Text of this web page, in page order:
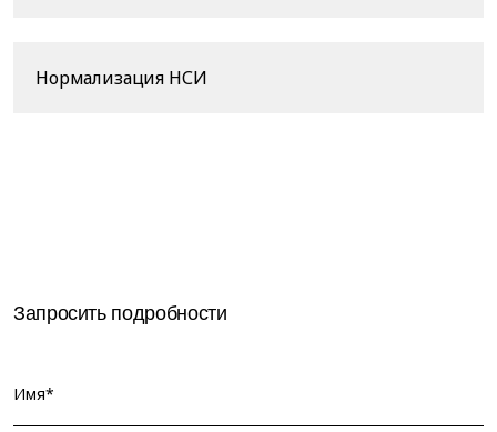
Нормализация НСИ
Запросить подробности
Имя*